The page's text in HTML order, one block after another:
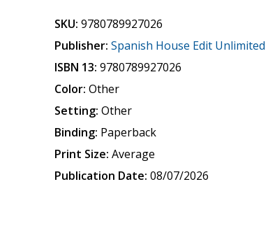
SKU: 9780789927026
Publisher: Spanish House Edit Unlimited
ISBN 13: 9780789927026
Color: Other
Setting: Other
Binding: Paperback
Print Size: Average
Publication Date: 08/07/2026